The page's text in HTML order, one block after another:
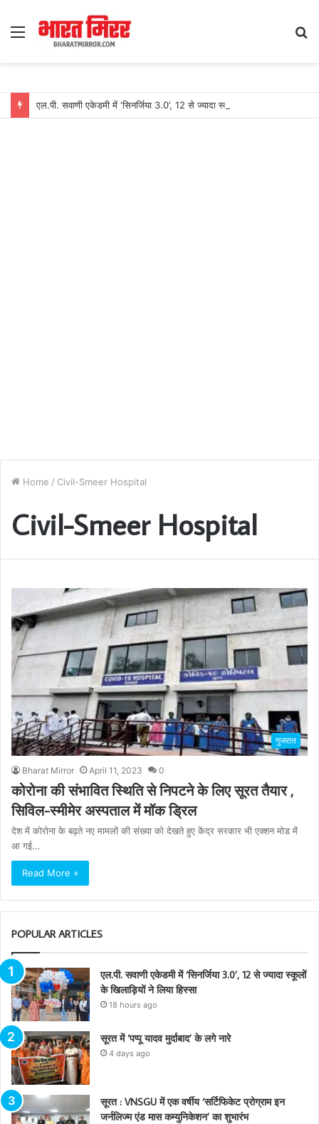
Menu
Home / Civil-Smeer Hospital
Civil-Smeer Hospital
गुजरात
Bharat Mirror April 11, 2023 0
कोरोना की संभावित स्थिति से निपटने के लिए सूरत तैयार ,
सिविल-स्मीमेर अस्पताल में मॉक ड्रिल
देश में कोरोना के बढ़ते नए मामलों की संख्या को देखते हुए केंद्र सरकार भी एक्शन मोड में
आ गई…
Read More »
POPULAR ARTICLES
एल.पी. सवाणी एकेडमी में ‘सिनर्जिया 3.0’, 12 से ज्यादा स्कूलों
के खिलाड़ियों ने लिया हिस्सा
18 hours ago
सूरत में ‘पप्पू यादव मुर्दाबाद’ के लगे नारे
4 days ago
सूरत : VNSGU में एक वर्षीय ‘सर्टिफिकेट प्रोग्राम इन
जर्नलिज्म एंड मास कम्युनिकेशन’ का शुभारंभ